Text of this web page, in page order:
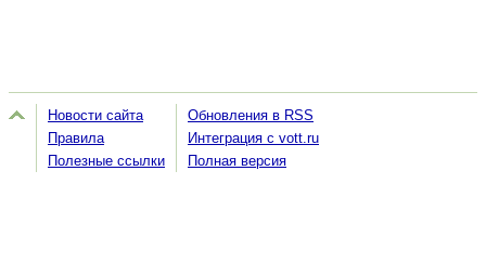
Новости сайта
Правила
Полезные ссылки
Обновления в RSS
Интеграция с vott.ru
Полная версия